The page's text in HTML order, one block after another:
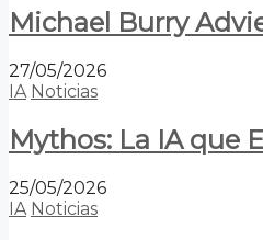
Michael Burry
27/05/2026
IA Noticias
Mythos: La IA que
25/05/2026
IA Noticias